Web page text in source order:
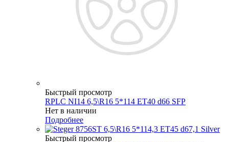
Быстрый просмотр
RPLC NI14 6,5\R16 5*114 ET40 d66 SFP
Нет в наличии
Подробнее
Быстрый просмотр